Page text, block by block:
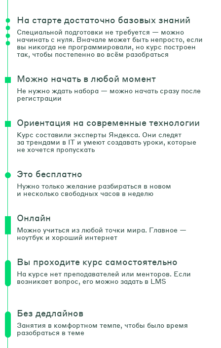
На старте достаточно базовых знаний
Специальной подготовки не требуется — можно
начинать с нуля. Вначале может быть непросто, если
вы никогда не программировали, но курс построен
так, чтобы постепенно во всём разобраться
Можно начать в любой момент
Не нужно ждать набора — можно начать сразу после
регистрации
Ориентация на современные технологии
Курс составили эксперты Яндекса. Они следят
за трендами в IT и умеют создавать уроки, которые
не хочется пропускать
Это бесплатно
Нужно только желание разбираться в новом
и несколько свободных часов в неделю
Онлайн
Можно учиться из любой точки мира. Главное —
ноутбук и хороший интернет
Вы проходите курс самостоятельно
На курсе нет преподавателей или менторов. Если
возникает вопрос, его можно задать в LMS
Без дедлайнов
Занятия в комфортном темпе, чтобы было время
разобраться в теме